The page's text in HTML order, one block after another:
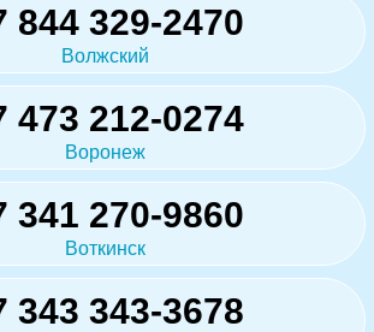
844 329-2470
Волжский
473 212-0274
Воронеж
341 270-9860
Воткинск
343 343-3678